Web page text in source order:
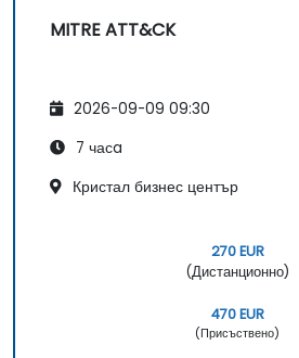
MITRE ATT&CK
2026-09-09 09:30
7 часa
Кристал бизнес център
270 EUR
(Дистанционно)
470 EUR
(Присъствено)